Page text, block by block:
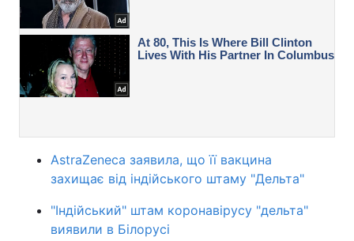
AstraZeneca заявила, що її вакцина
захищає від індійського штаму "Дельта"
"Індійський" штам коронавірусу "дельта"
виявили в Білорусі